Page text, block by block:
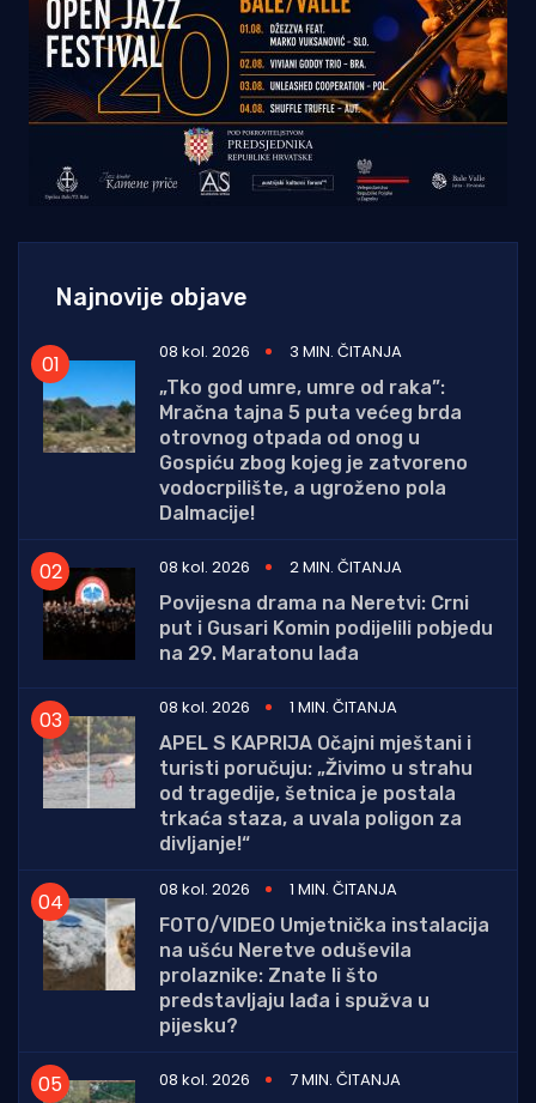
Najnovije objave
08 kol. 2026
3 MIN. ČITANJA
„Tko god umre, umre od raka”:
Mračna tajna 5 puta većeg brda
otrovnog otpada od onog u
Gospiću zbog kojeg je zatvoreno
vodocrpilište, a ugroženo pola
Dalmacije!
08 kol. 2026
2 MIN. ČITANJA
Povijesna drama na Neretvi: Crni
put i Gusari Komin podijelili pobjedu
na 29. Maratonu lađa
08 kol. 2026
1 MIN. ČITANJA
APEL S KAPRIJA Očajni mještani i
turisti poručuju: „Živimo u strahu
od tragedije, šetnica je postala
trkaća staza, a uvala poligon za
divljanje!“
08 kol. 2026
1 MIN. ČITANJA
FOTO/VIDEO Umjetnička instalacija
na ušću Neretve oduševila
prolaznike: Znate li što
predstavljaju lađa i spužva u
pijesku?
08 kol. 2026
7 MIN. ČITANJA